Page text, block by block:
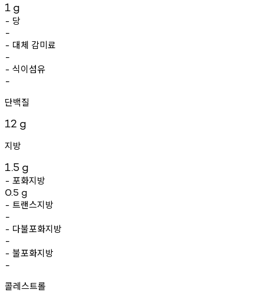
1 g
- 당
-
- 대체 감미료
-
- 식이섬유
-
단백질
12 g
지방
1.5 g
- 포화지방
0.5 g
- 트랜스지방
-
- 다불포화지방
-
- 불포화지방
-
콜레스트롤